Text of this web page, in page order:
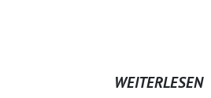
WEITERLESEN